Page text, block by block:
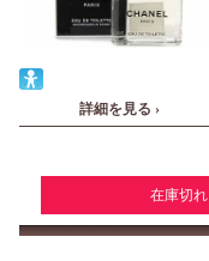
詳細を見る ›
在庫切れ